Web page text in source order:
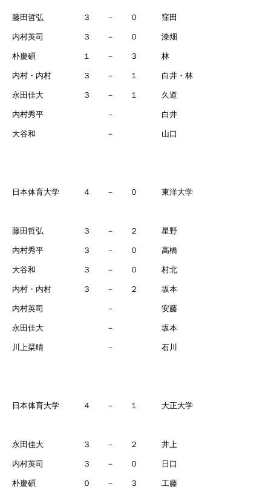
藤田哲弘 ３ － ０ 窪田
内村英司 ３ － ０ 漆畑
朴慶碩 １ － ３ 林
内村・内村 ３ － １ 白井・林
永田佳大 ３ － １ 久道
内村秀平 － 白井
大谷和 － 山口
日本体育大学 ４ － ０ 東洋大学
藤田哲弘 ３ － ２ 星野
内村秀平 ３ － ０ 高橋
大谷和 ３ － ０ 村北
内村・内村 ３ － ２ 坂本
内村英司 － 安藤
永田佳大 － 坂本
川上栞晴 － 石川
日本体育大学 ４ － １ 大正大学
永田佳大 ３ － ２ 井上
内村英司 ３ － ０ 日口
朴慶碩 ０ － ３ 工藤